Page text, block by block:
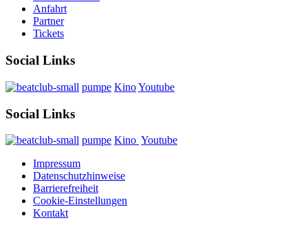
Anfahrt
Partner
Tickets
Social Links
pumpe KinoYoutube
Social Links
pumpe Kino Youtube
Impressum
Datenschutzhinweise
Barrierefreiheit
Cookie-Einstellungen
Kontakt